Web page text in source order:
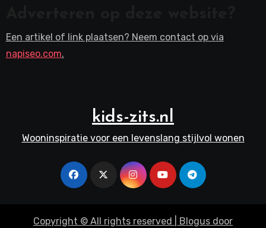
Een artikel of link plaatsen? Neem contact op via
napiseo.com.
kids-zits.nl
Wooninspiratie voor een levenslang stijlvol wonen
Copyright © All rights reserved Blogus door